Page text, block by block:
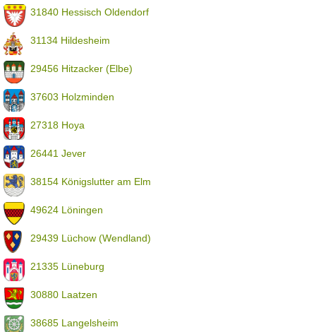
31840 Hessisch Oldendorf
31134 Hildesheim
29456 Hitzacker (Elbe)
37603 Holzminden
27318 Hoya
26441 Jever
38154 Königslutter am Elm
49624 Löningen
29439 Lüchow (Wendland)
21335 Lüneburg
30880 Laatzen
38685 Langelsheim